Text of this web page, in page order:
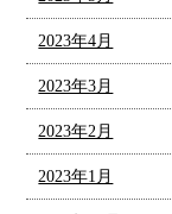
2023年4月
2023年3月
2023年2月
2023年1月